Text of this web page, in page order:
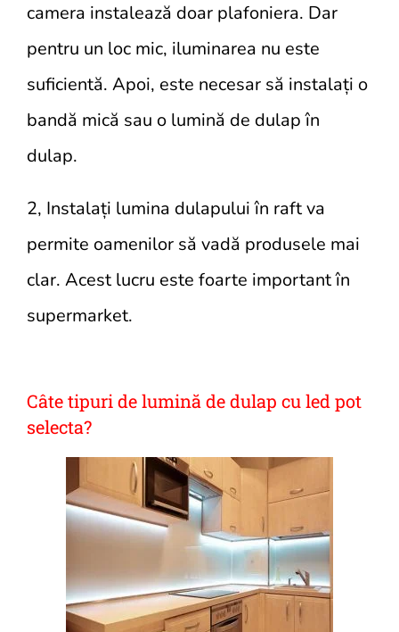
camera instalează doar plafoniera. Dar
pentru un loc mic, iluminarea nu este
suficientă. Apoi, este necesar să instalați o
bandă mică sau o lumină de dulap în
dulap.
2, Instalați lumina dulapului în raft va
permite oamenilor să vadă produsele mai
clar. Acest lucru este foarte important în
supermarket.
Câte tipuri de lumină de dulap cu led pot
selecta?